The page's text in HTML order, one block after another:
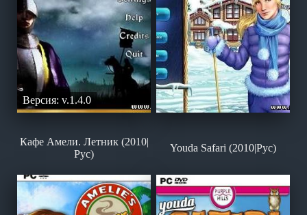
Версия: v.1.4.0
Кафе Амели. Летник (2010|
Рус)
Youda Safari (2010|Рус)